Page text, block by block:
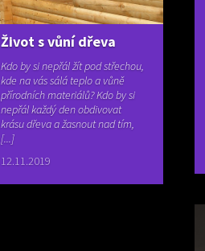
Život s vůní dřeva
Kdo by si nepřál žít pod střechou,
kde na vás sálá teplo a vůně
přírodních materiálů? Kdo by si
nepřál každý den obdivovat
krásu dřeva a žasnout nad tím,
[...]
12.11.2019